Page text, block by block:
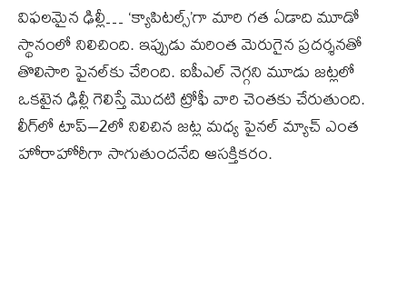
విఫలమైన ఢిల్లీ… ‘క్యాపిటల్స్‌’గా మారి గత ఏడాది మూడో
స్థానంలో నిలిచింది. ఇప్పుడు మరింత మెరుగైన ప్రదర్శనతో
తొలిసారి ఫైనల్‌కు చేరింది. ఐపీఎల్‌ నెగ్గని మూడు జట్లలో
ఒకటైన ఢిల్లీ గెలిస్తే మొదటి ట్రోఫీ వారి చెంతకు చేరుతుంది.
లీగ్‌లో టాప్‌–2లో నిలిచిన జట్ల మధ్య ఫైనల్‌ మ్యాచ్‌ ఎంత
హోరాహోరీగా సాగుతుందనేది ఆసక్తికరం.